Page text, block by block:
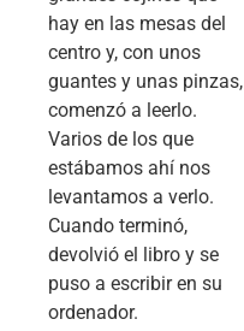
hay en las mesas del
centro y, con unos
guantes y unas pinzas,
comenzó a leerlo.
Varios de los que
estábamos ahí nos
levantamos a verlo.
Cuando terminó,
devolvió el libro y se
puso a escribir en su
ordenador.